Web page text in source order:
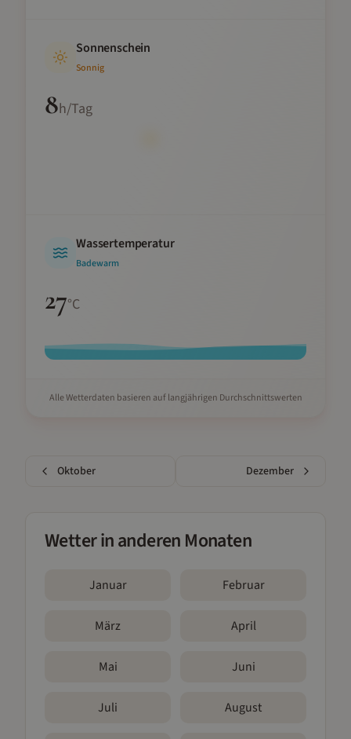
Sonnenschein
Sonnig
8h/Tag
Wassertemperatur
Badewarm
27°C
Alle Wetterdaten basieren auf langjährigen Durchschnittswerten
Oktober Dezember
Wetter in anderen Monaten
Januar Februar
März April
Mai Juni
Juli August